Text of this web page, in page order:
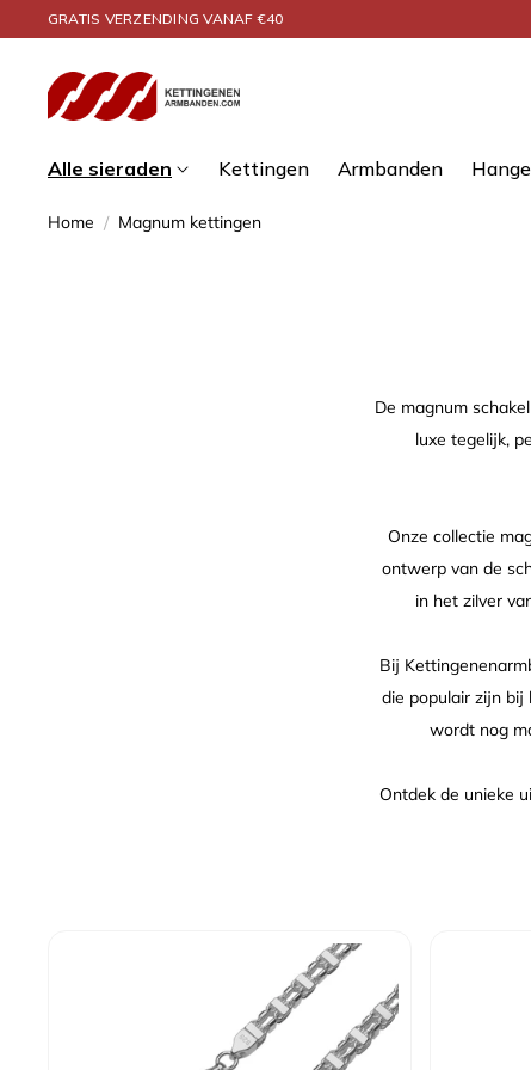
Meteen naar de
content
GRATIS VERZENDING VANAF €40
Alle sieraden Kettingen Armbanden
Home / Magnum kettingen
De magnum
luxe tegelijk,
Onze collectie
ontwerp van de
in het zilver
Bij
die populair zijn bij
wordt nog
Ontdek de unieke